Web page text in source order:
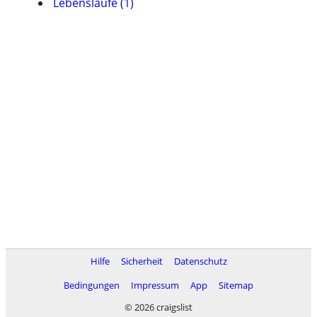
Hilfe Sicherheit
Datenschutz
Bedingungen
Impressum App
Sitemap
© 2026 craigslist